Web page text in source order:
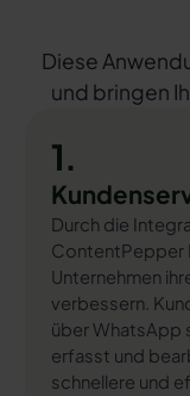
Diese
und bringen
1.
Durch die
ContentPepper
Unternehmen
verbessern.
über WhatsApp
erfasst und
schnellere und